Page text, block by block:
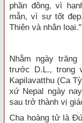
phần đông, vì
mẫn, vì sự tốt
Thiên và nhân
Nhằm ngày
trước D.L., trong
Kapilavatthu (Ca
xứ Nepal ngày
sau trở thành vị
Cha hoàng tử là